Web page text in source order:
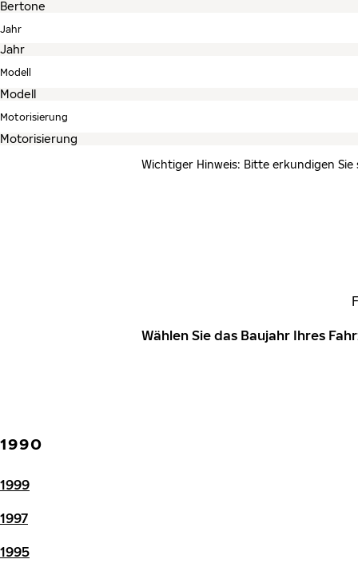
Jahr
Modell
Motorisierung
Wichtiger Hinweis: Bitte erkundigen
Wählen Sie das Baujahr Ihres
1990
1999
1997
1995